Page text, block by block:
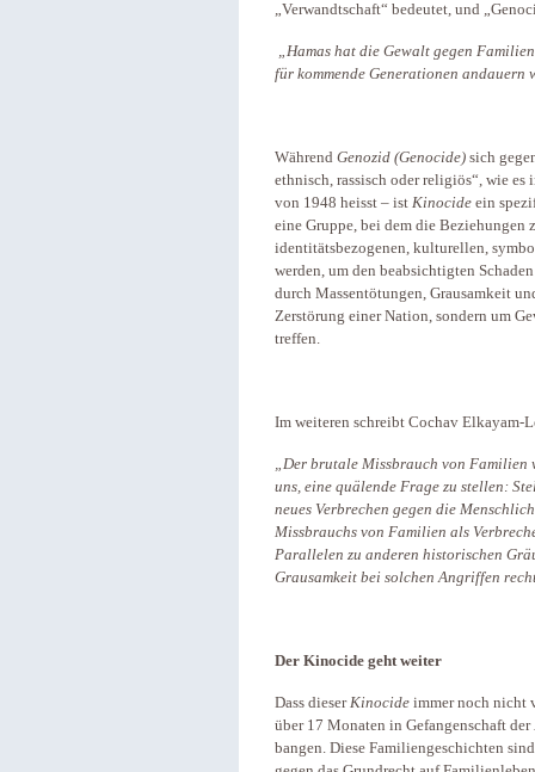
„Verwandtschaft“ bedeutet, und
„Hamas hat die Gewalt gegen
für kommende Generationen andauern
Während Genozid (Genocide) sich
ethnisch, rassisch oder religiös“, wie es
von 1948 heisst – ist Kinocide ein
eine Gruppe, bei dem die
identitätsbezogenen, kulturellen,
werden, um den beabsichtigten
durch Massentötungen, Grausamkeit
Zerstörung einer Nation, sondern um
treffen.
Im weiteren schreibt Cochav
„Der brutale Missbrauch von Familien
uns, eine quälende Frage zu stellen:
neues Verbrechen gegen die
Missbrauchs von Familien als
Parallelen zu anderen historischen
Grausamkeit bei solchen Angriffen
Der Kinocide geht weiter
Dass dieserKinocide immer noch nicht
über 17 Monaten in Gefangenschaft der
bangen. Diese Familiengeschichten